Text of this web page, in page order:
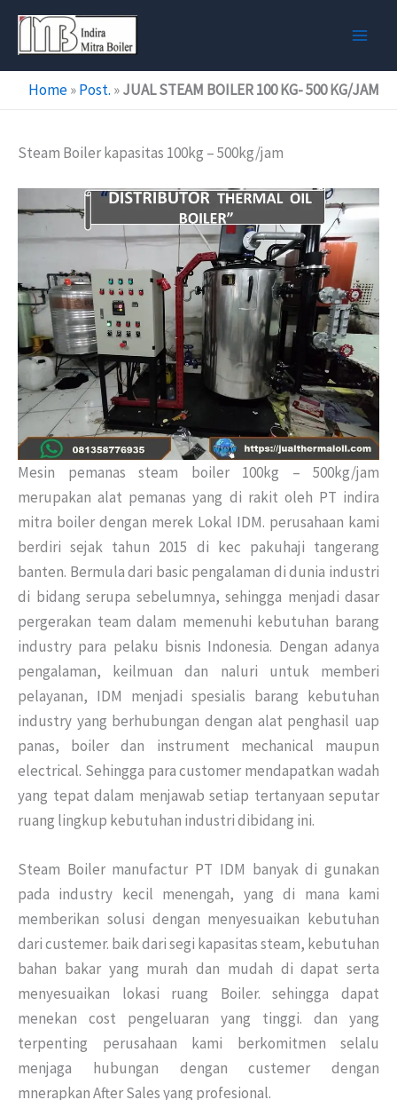
Skip
content
Home»Post. »JUAL STEAM BOILER 100 KG- 500 KG/JAM
Steam Boiler kapasitas 100kg – 500kg/jam
Mesin pemanas steam boiler 100kg – 500kg/jam
merupakan alat pemanas yang di rakit oleh PT indira
mitra boiler dengan merek Lokal IDM. perusahaan kami
berdiri sejak tahun 2015 di kec pakuhaji tangerang
banten. Bermula dari basic pengalaman di dunia industri
di bidang serupa sebelumnya, sehingga menjadi dasar
pergerakan team dalam memenuhi kebutuhan barang
industry para pelaku bisnis Indonesia. Dengan adanya
pengalaman, keilmuan dan naluri untuk memberi
pelayanan, IDM menjadi spesialis barang kebutuhan
industry yang berhubungan dengan alat penghasil uap
panas, boiler dan instrument mechanical maupun
electrical. Sehingga para customer mendapatkan wadah
yang tepat dalam menjawab setiap tertanyaan seputar
ruang lingkup kebutuhan industri dibidang ini.
Steam Boiler manufactur PT IDM banyak di gunakan
pada industry kecil menengah, yang di mana kami
memberikan solusi dengan menyesuaikan kebutuhan
dari custemer. baik dari segi kapasitas steam, kebutuhan
bahan bakar yang murah dan mudah di dapat serta
menyesuaikan lokasi ruang Boiler. sehingga dapat
menekan cost pengeluaran yang tinggi. dan yang
terpenting perusahaan kami berkomitmen selalu
menjaga hubungan dengan custemer dengan
mnerapkan After Sales yang profesional.